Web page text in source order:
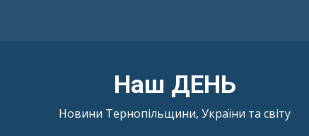
Наш ДЕНЬ
Новини Тернопільщини, України та світу